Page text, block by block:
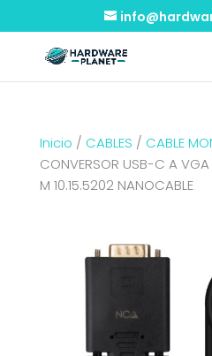
Inicio / CABLES / CABLE
CONVERSOR USB-C A
M 10.15.5202 NANOCABLE